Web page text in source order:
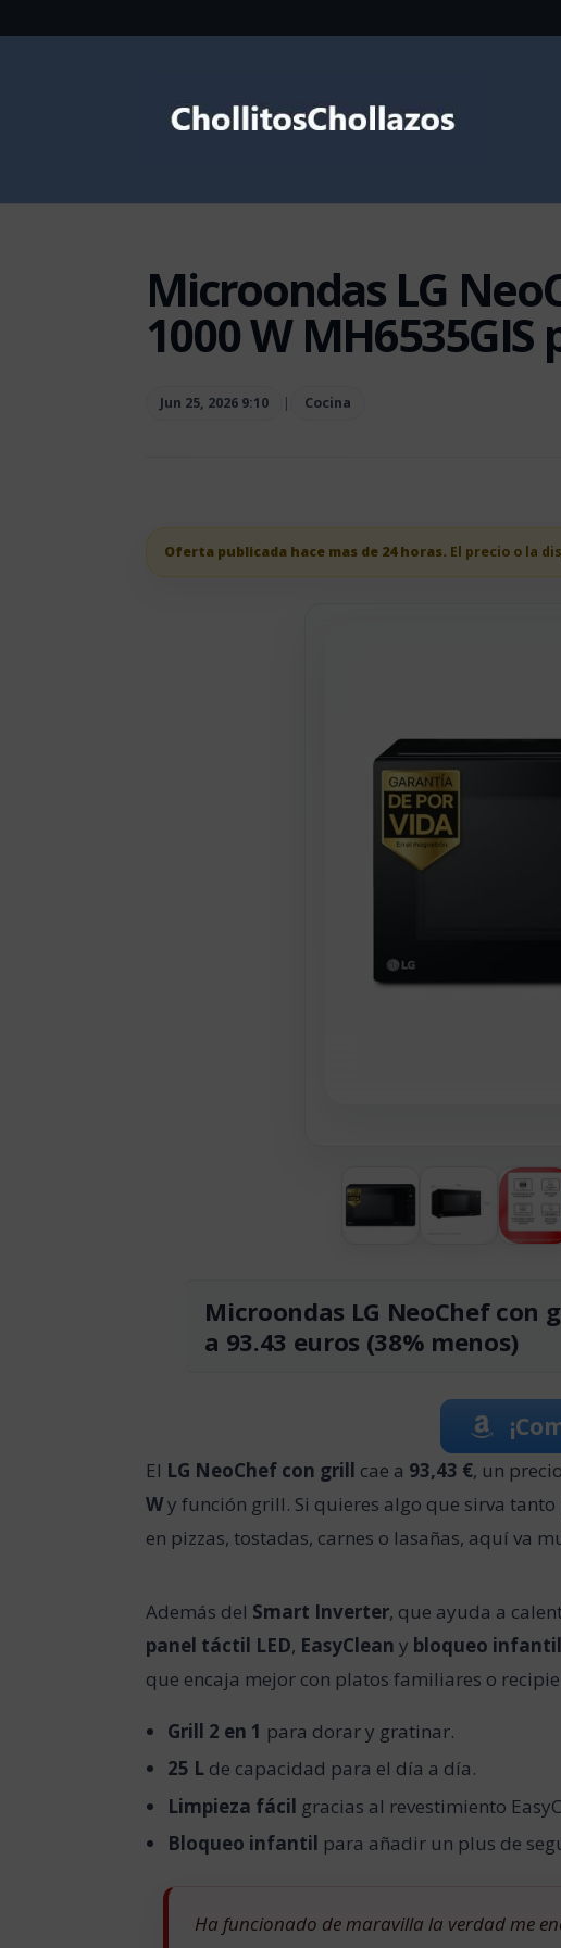
Microondas LG
1000 W MH6535GIS
Jun 25, 2026 9:10 | Cocina
Oferta publicada hace mas de 24 horas. El precio o la
Microondas LG NeoChef con
a 93.43 euros (38% menos)
El LG NeoChef con grill cae a 93,43 €, un
Wy función grill. Si quieres algo que sirva
en pizzas, tostadas, carnes o lasañas, aquí va
Además del Smart Inverter, que ayuda a
panel táctil LED, EasyClean y bloqueo infantil
que encaja mejor con platos familiares o
Grill 2 en 1 para dorar y gratinar.
25 Lde capacidad para el día a día.
Limpieza fácil gracias al revestimiento
Bloqueo infantil para añadir un plus de
Ha funcionado de maravilla la verdad me